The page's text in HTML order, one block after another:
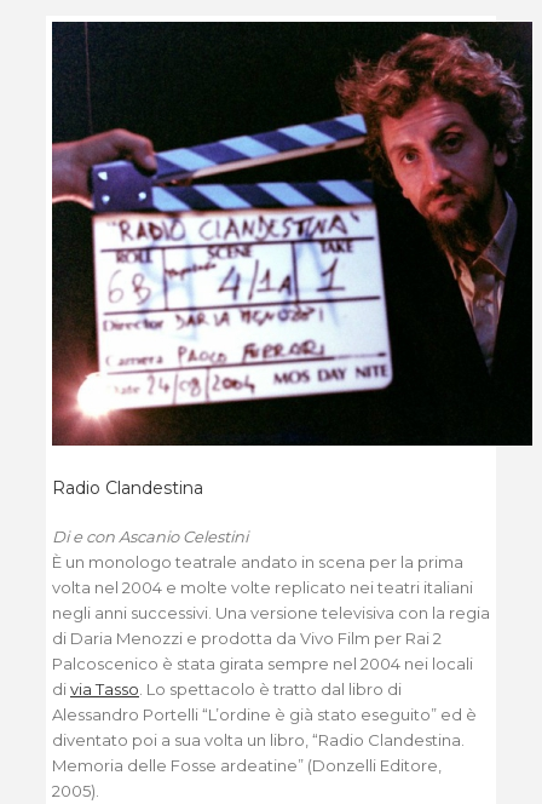
Radio Clandestina
Di e con Ascanio Celestini
È un monologo teatrale andato in scena per la prima
volta nel 2004 e molte volte replicato nei teatri italiani
negli anni successivi. Una versione televisiva con la regia
di Daria Menozzi e prodotta da Vivo Film per Rai 2
Palcoscenico è stata girata sempre nel 2004 nei locali
divia Tasso . Lo spettacolo è tratto dal libro di
Alessandro Portelli “L’ordine è già stato eseguito” ed è
diventato poi a sua volta un libro, “Radio Clandestina.
Memoria delle Fosse ardeatine” (Donzelli Editore,
2005).